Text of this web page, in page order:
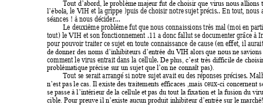
Tout d’abord, le problème majeur fut de choisir que virus nous allions
l’ébola, le VIH et la grippe )puis de choisir notre sujet précis.. En tout, nous
séances ! à nous décider...
Le deuxième problème fut que nous connaissions très mal (moi en pa
tout) le VIH et son fonctionnement .11 a donc fallut se documenter grâce à I
pour pouvoir traiter ce sujet en toute connaissance de cause (en effet, il
de donner des noms d’inhibiteurs d’entrée du VIH alors que nous ne
comment le virus entrait dans la cellule. De plus, c’est très difficile de
problématique précise sur un sujet que l’on ne connaît pas).
Tout se serait arrangé si notre sujet avait eu des réponses précises.
n’est pas le cas. Il existe des traitements efficaces ,mais ceux-ci concernent
se passe à l’intérieur de la cellule et pas du tout la fixation et la fusion du
cible. Pour preuve il n’existe aucun produit inhibiteur d’entrée sur le